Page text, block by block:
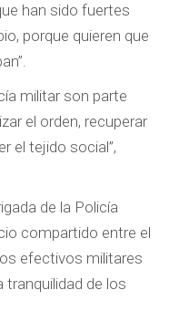
han sido fuertes
porque quieren que
militar son parte
el orden, recuperar
el tejido social”,
de la Policía
compartido entre el
efectivos militares
tranquilidad de los